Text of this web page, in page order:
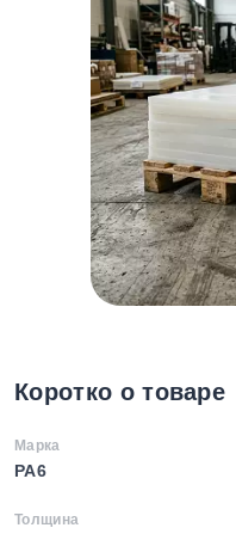
Коротко о товаре
Марка
PA6
Толщина